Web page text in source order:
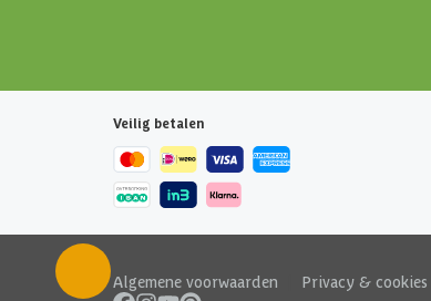
Veilig betalen
Algemene voorwaarden Privacy & cookies